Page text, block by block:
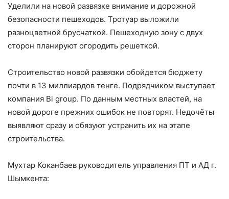
Уделили на новой развязке внимание и дорожной
безопасности пешеходов. Тротуар выложили
разноцветной брусчаткой. Пешеходную зону с двух
сторон планируют огородить решеткой.
Строительство новой развязки обойдется бюджету
почти в 13 миллиардов тенге. Подрядчиком выступает
компания Bi group. По данным местных властей, на
новой дороге прежних ошибок не повторят. Недочёты
выявляют сразу и обязуют устранить их на этапе
строительства.
Мухтар Коканбаев руководитель управления ПТ и АД г.
Шымкента: